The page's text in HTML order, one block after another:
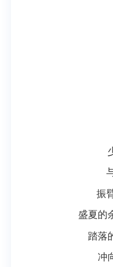
振
盛夏的
踏落
冲